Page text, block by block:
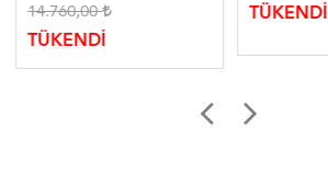
14.760,00
TÜKENDİ
TÜKENDİ